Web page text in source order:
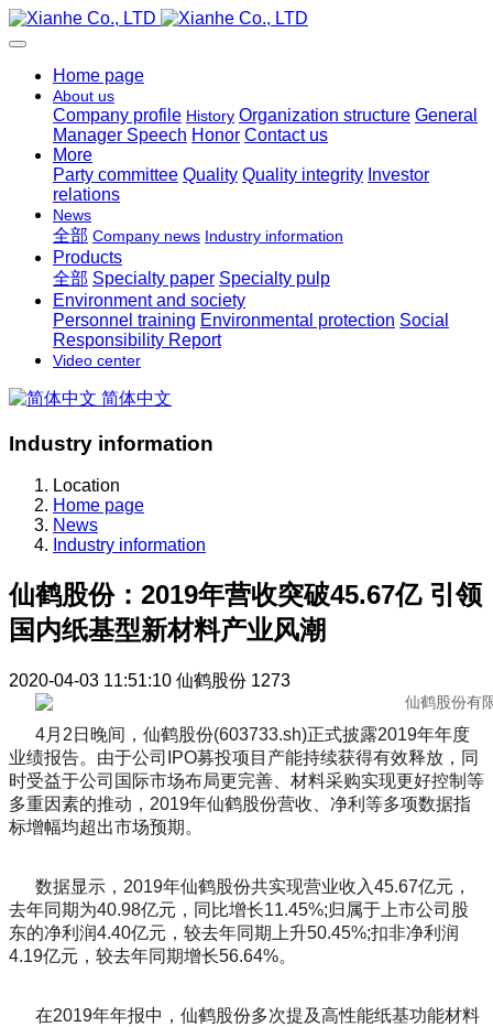
Home page
About us
Company profile History Organization structure General
Manager Speech Honor Contact us
More
Party committee Quality Quality integrity Investor
relations
News
全部 Company news Industry information
Products
全部 Specialty paper Specialty pulp
Environment and society
Personnel training Environmental protection Social
Responsibility Report
Video center
简体中文
Industry information
Location
Home page
News
Industry information
仙鹤股份：2019年营收突破45.67亿 引领
国内纸基型新材料产业风潮
2020-04-03 11:51:10 仙鹤股份 1273
4月2日晚间，仙鹤股份(603733.sh)正式披露2019年年度
业绩报告。由于公司IPO募投项目产能持续获得有效释放，同
时受益于公司国际市场布局更完善、材料采购实现更好控制等
多重因素的推动，2019年仙鹤股份营收、净利等多项数据指
标增幅均超出市场预期。
数据显示，2019年仙鹤股份共实现营业收入45.67亿元，
去年同期为40.98亿元，同比增长11.45%;归属于上市公司股
东的净利润4.40亿元，较去年同期上升50.45%;扣非净利润
4.19亿元，较去年同期增长56.64%。
在2019年年报中，仙鹤股份多次提及高性能纸基功能材料